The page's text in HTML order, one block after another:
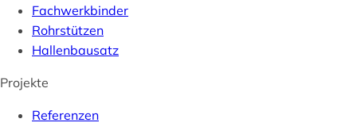
Fachwerkbinder
Rohrstützen
Hallenbausatz
Projekte
Referenzen